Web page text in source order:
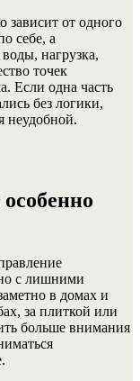
зависит от одного
себе, а
нагрузка,
точек
Если одна часть
без логики,
неудобной.
с лишними
в домах и
за плиткой или
больше внимания